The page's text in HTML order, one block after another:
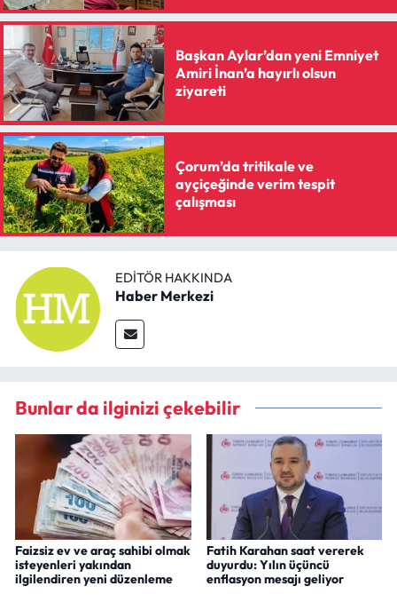
Başkan Aylar’dan yeni Emniyet
Amiri İnan’a hayırlı olsun
ziyareti
Çorum’da tritikale ve
ayçiçeğinde verim tespit
çalışması
EDITÖR HAKKINDA
Haber Merkezi
Bunlar da ilginizi çekebilir
Faizsiz ev ve araç sahibi olmak
isteyenleri yakından
ilgilendiren yeni düzenleme
Fatih Karahan saat vererek
duyurdu: Yılın üçüncü
enflasyon mesajı geliyor